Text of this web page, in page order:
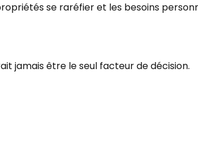
se raréfier et les besoins
jamais être le seul facteur de décision.